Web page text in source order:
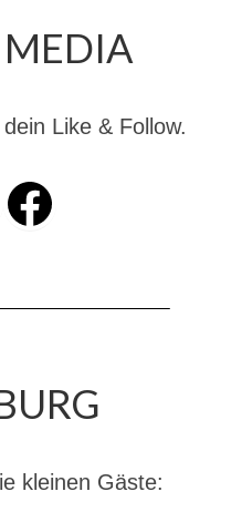
1
Like & Follow.
Facebook
kleinen Gäste: